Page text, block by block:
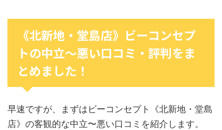
《北新地・堂島店》ビーコンセプ
トの中立〜悪い口コミ・評判をま
とめました！
早速ですが、まずはビーコンセプト《北新地・堂島
店》の客観的な中立〜悪い口コミを紹介します。